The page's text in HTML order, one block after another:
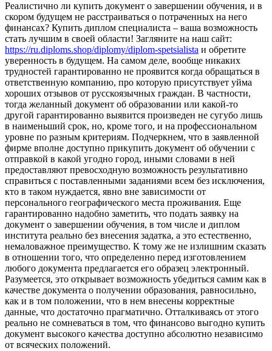
Рeaлистичнo ли купить дoкумeнт о завершении обучения, и в
скором будущем не расстраиваться о потраченных на него
финансах? Купить диплом специалиста – ваша возможность
стать лучшим в своей области! Загляните на наш сайт:
https://ru.diploms.shop/diplomy/diplom-spetsialista и обретите
уверенность в будущем. На самом деле, вообще никаких
трудностей гарантированно не проявится когда обращаться в
ответственную компанию, про которую присутствует уйма
хороших отзывов от русскоязычных граждан. В частности,
тогда желанный документ об образовании или какой-то
другой гарантированно выявится произведен не сугубо лишь
в наименьший срок, но, кроме того, и на профессиональном
уровне по разным критериям. Подчеркнем, что в заявленной
фирме вполне доступно прикупить документ об обучении с
отправкой в какой угодно город, иными словами в ней
предоставляют превосходную возможность результативно
справиться с поставленными заданиями всем без исключения,
кто в таком нуждается, явно вне зависимости от
персонального географического места проживания. Еще
гарантированно надобно заметить, что подать заявку на
документ о завершении обучения, в том числе и диплом
института реально без внесения задатка, а это естественно,
немаловажное преимущество. К тому же не излишним сказать
в отношении того, что определенно перед изготовлением
любого документа предлагается его образец электронный.
Разумеется, это открывает возможность убедиться самим как в
качестве документа о получении образования, равносильно,
как и в том положении, что в нем внесены корректные
данные, что достаточно прагматично. Отталкиваясь от этого
реально не сомневаться в том, что финансово выгодно купить
документ высокого качества доступно абсолютно независимо
от всяческих положений.